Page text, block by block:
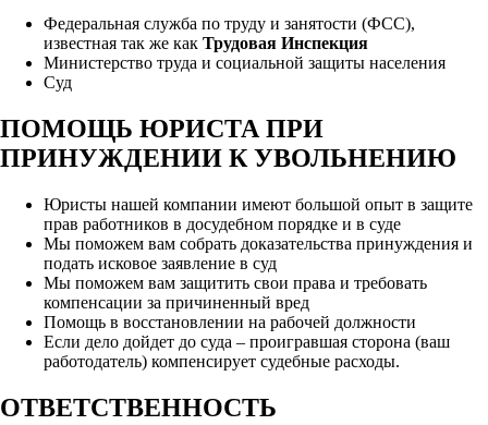
Федеральная служба по труду и занятости (ФСС),
известная так же как Трудовая Инспекция
Министерство труда и социальной защиты населения
Суд
ПОМОЩЬ ЮРИСТА ПРИ
ПРИНУЖДЕНИИ К УВОЛЬНЕНИЮ
Юристы нашей компании имеют большой опыт в защите
прав работников в досудебном порядке и в суде
Мы поможем вам собрать доказательства принуждения и
подать исковое заявление в суд
Мы поможем вам защитить свои права и требовать
компенсации за причиненный вред
Помощь в восстановлении на рабочей должности
Если дело дойдет до суда – проигравшая сторона (ваш
работодатель) компенсирует судебные расходы.
ОТВЕТСТВЕННОСТЬ